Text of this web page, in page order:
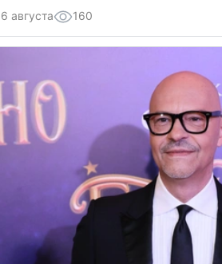
6 августа 160